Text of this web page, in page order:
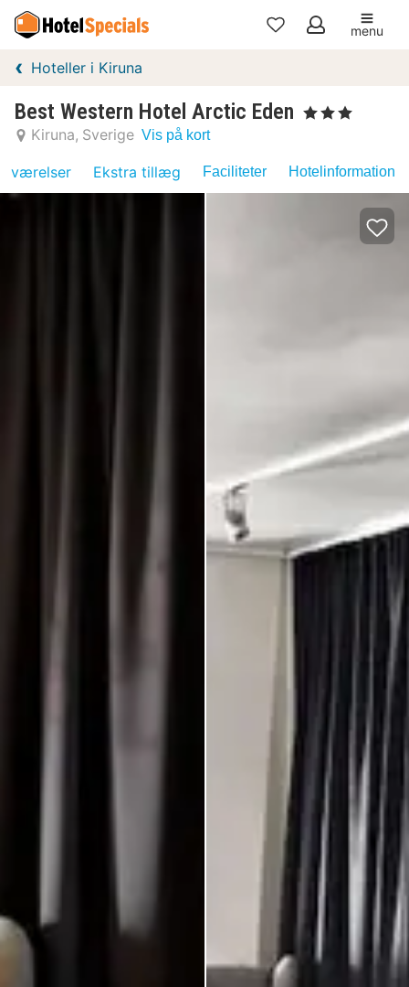
Mine
menu
Hoteller i Kiruna
Best Western Hotel Arctic Eden , 3 Stjerner
Kiruna Sverige Vis på kort
værelser Ekstra tillæg Faciliteter Hotelinformation